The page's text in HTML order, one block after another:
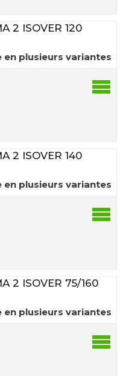
2 ISOVER 120
en plusieurs variantes
2 ISOVER 140
en plusieurs variantes
2 ISOVER 75/160
en plusieurs variantes